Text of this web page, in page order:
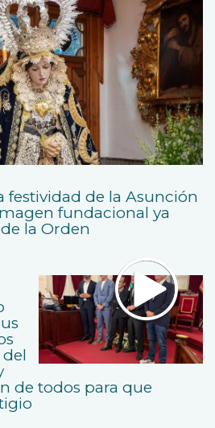
festividad de la Asunción
fundacional ya
la Orden
de todos para que